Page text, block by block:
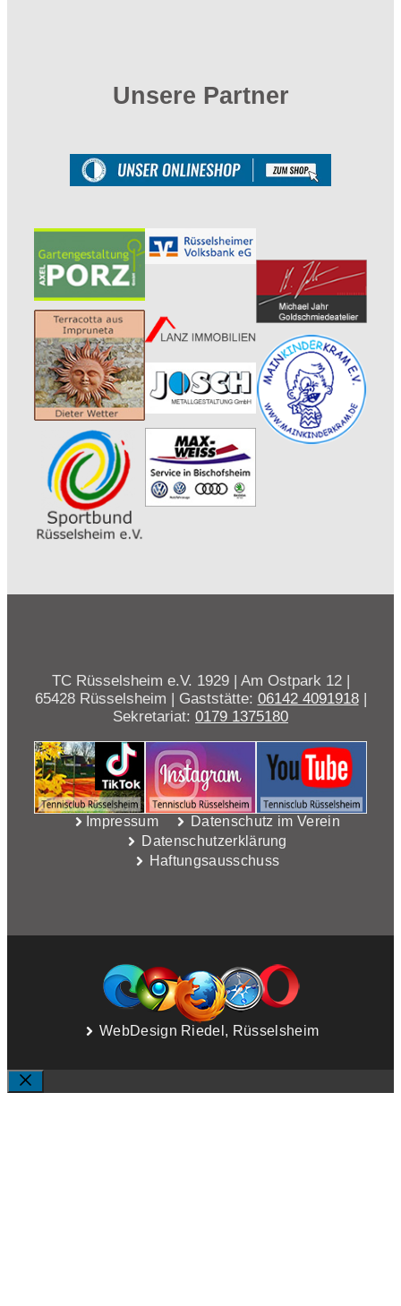
Unsere Partner
TC Rüsselsheim e.V. 1929 | Am Ostpark 12 |
65428 Rüsselsheim | Gaststätte: 06142 4091918|
Sekretariat: 0179 1375180
Impressum
Datenschutz im Verein
Datenschutzerklärung
Haftungsausschuss
WebDesign Riedel, Rüsselsheim
SCHLIESSEN